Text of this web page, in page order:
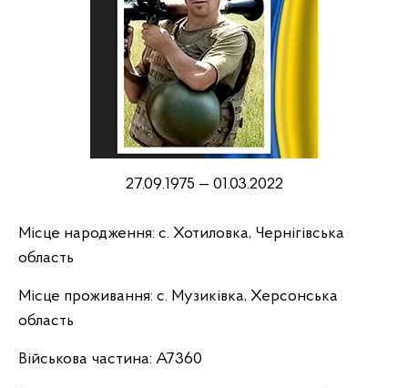
27.09.1975 — 01.03.2022
Місце народження: с. Хотиловка, Чернігівська
область
Місце проживання: с. Музиківка, Херсонська
область
Військова частина: А7360